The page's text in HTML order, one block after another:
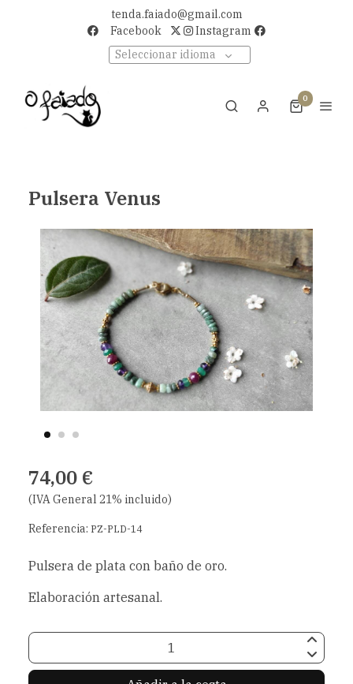
tenda.faiado@gmail.com
Facebook
Instagram
Seleccionar idioma
0
Pulsera Venus
74,00 €
(IVA General 21% incluido)
Referencia: PZ-PLD-14
Pulsera de plata con baño de oro.
Elaboración artesanal.